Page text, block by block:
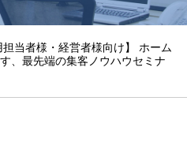
担当者様・経営者様向け】 ホーム
、最先端の集客ノウハウセミナ